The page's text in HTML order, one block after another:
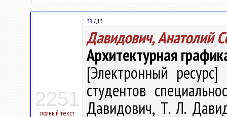
2251
полный текст
38 Д13
Давидович, Анатолий
Архитектурная
[Электронный
студентов
Давидович, Т. Л.